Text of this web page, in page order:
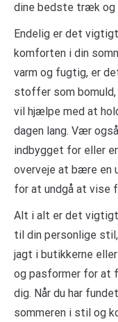
dine bedste træk og
Endelig er det
komforten i din
varm og fugtig, er
stoffer som
vil hjælpe med at
dagen lang. Vær
indbygget for eller
overveje at bære en
for at undgå at vise
Alt i alt er det vigtigt
til din personlige
jagt i butikkerne
og pasformer for at
dig. Når du har
sommeren i stil og